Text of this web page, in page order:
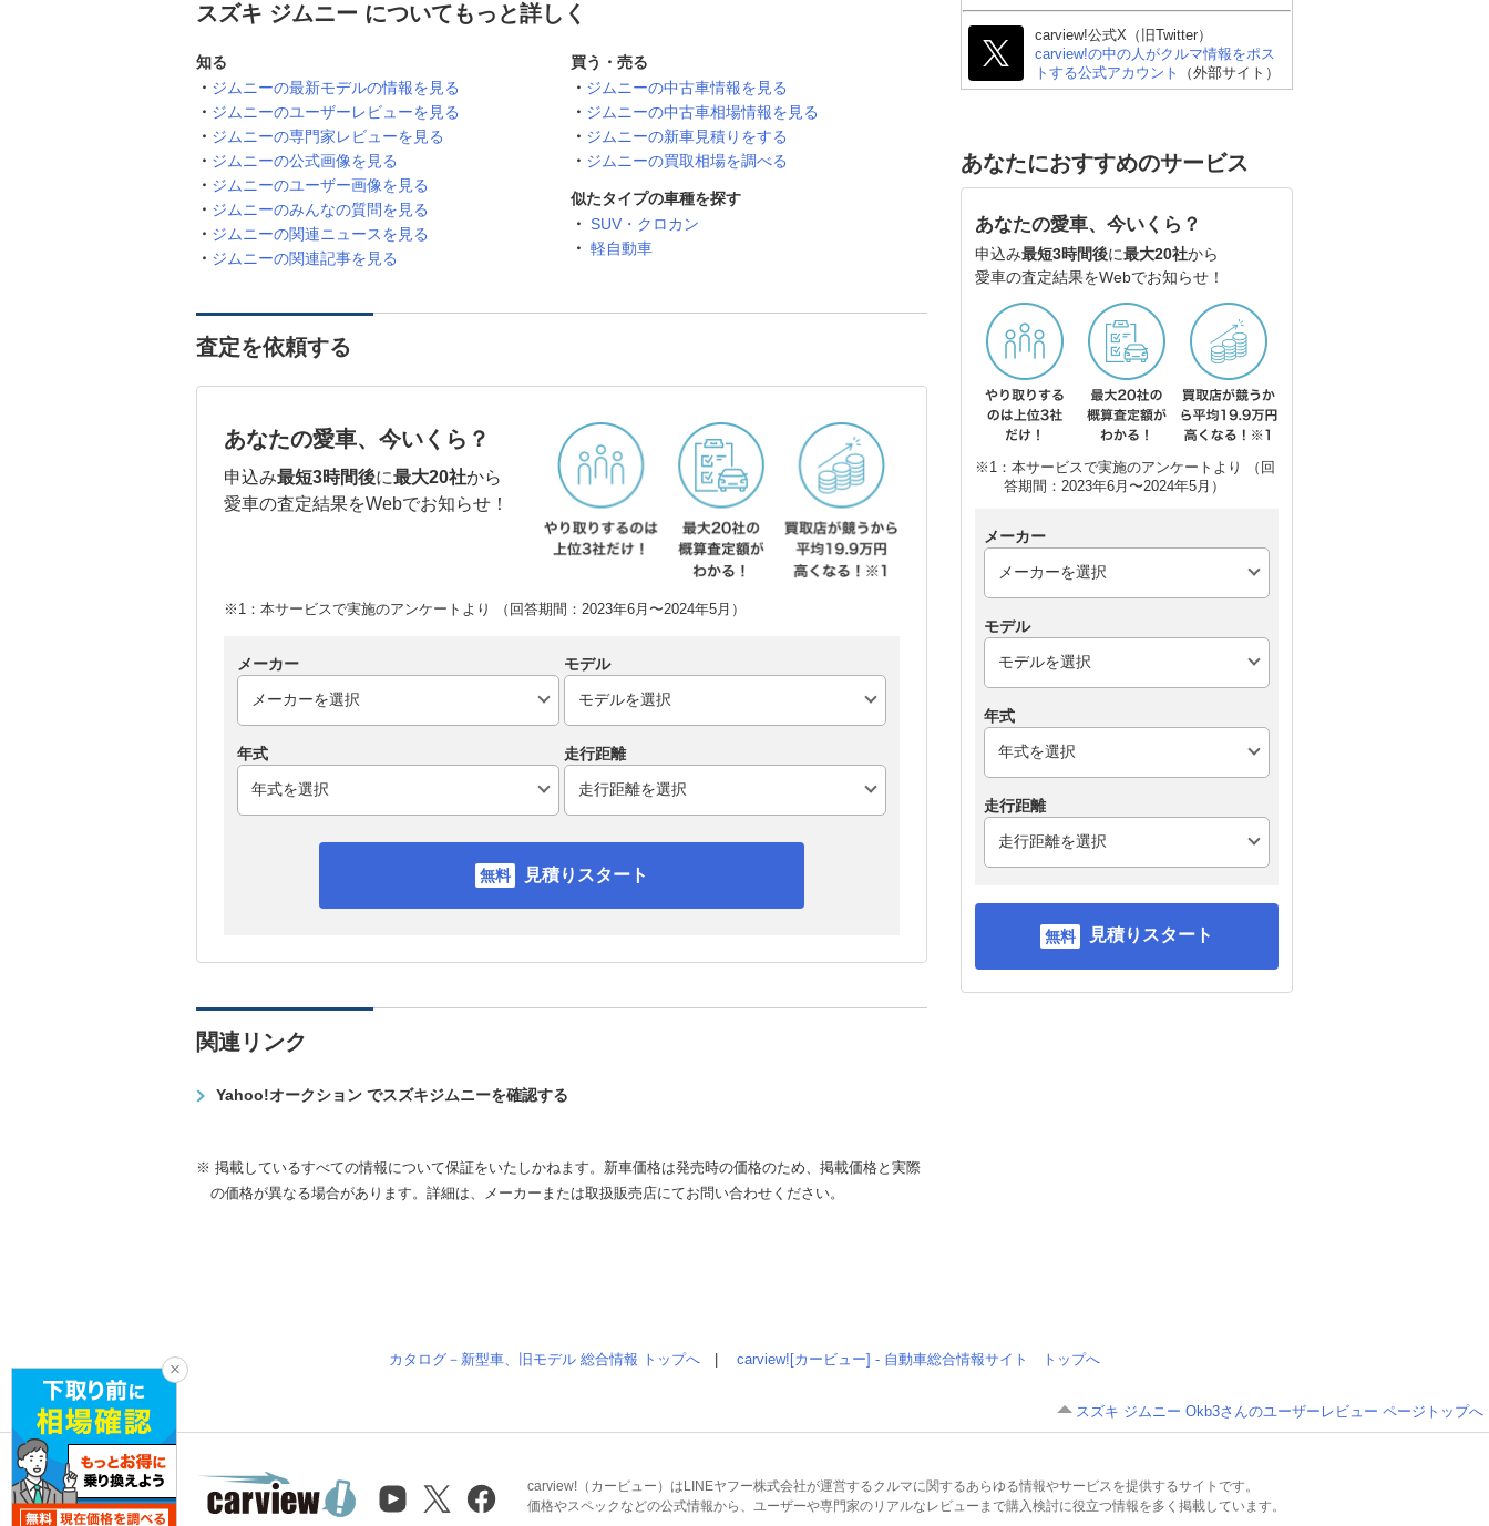
スズキ ジムニー についてもっと詳しく
知る
ジムニーの最新モデルの情報を見る
ジムニーのユーザーレビューを見る
ジムニーの専門家レビューを見る
ジムニーの公式画像を見る
ジムニーのユーザー画像を見る
ジムニーのみんなの質問を見る
ジムニーの関連ニュースを見る
ジムニーの関連記事を見る
買う・売る
ジムニーの中古車情報を見る
ジムニーの中古車相場情報を見る
ジムニーの新車見積りをする
ジムニーの買取相場を調べる
似たタイプの車種を探す
SUV・クロカン
軽自動車
査定を依頼する
あなたの愛車、今いくら？
申込み最短3時間後に最大20社から
愛車の査定結果をWebでお知らせ！
※1：本サービスで実施のアンケートより （回答期間：2023年6月〜2024年5月）
メーカー モデル
年式 走行距離
見積りスタート
関連リンク
Yahoo!オークション でスズキジムニーを確認する
※ 掲載しているすべての情報について保証をいたしかねます。新車価格は発売時の価格のため、掲載価格と実際
の価格が異なる場合があります。詳細は、メーカーまたは取扱販売店にてお問い合わせください。
carview!公式X（旧Twitter）
carview!の中の人がクルマ情報をポス
トする公式アカウント
（外部サイト）
あなたにおすすめのサービス
あなたの愛車、今いくら？
申込み最短3時間後に最大20社から
愛車の査定結果をWebでお知らせ！
※1：本サービスで実施のアンケートより （回
答期間：2023年6月〜2024年5月）
メーカー
モデル
年式
走行距離
見積りスタート
カタログ－新型車、旧モデル 総合情報 トップへ carview![カービュー] - 自動車総合情報サイト トップへ
スズキ ジムニー Okb3さんのユーザーレビュー ページトップへ
carview!（カービュー）はLINEヤフー株式会社が運営するクルマに関するあらゆる情報やサービスを提供するサイトです。
価格やスペックなどの公式情報から、ユーザーや専門家のリアルなレビューまで購入検討に役立つ情報を多く掲載しています。